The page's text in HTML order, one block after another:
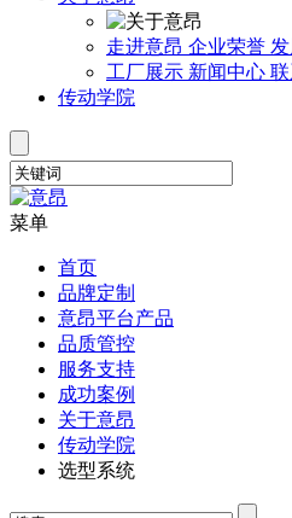
走进意昂 企业荣誉
工厂展示 新闻中心
传动学院
菜单
首页
品牌定制
意昂平台产品
品质管控
服务支持
成功案例
关于意昂
传动学院
选型系统